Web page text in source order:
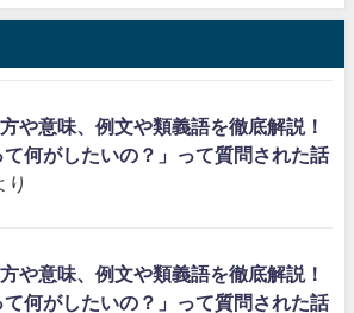
や意味、例文や類義語を徹底解説！
て何がしたいの？」って質問された話
り
や意味、例文や類義語を徹底解説！
て何がしたいの？」って質問された話